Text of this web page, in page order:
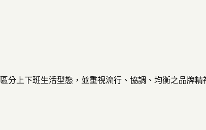
上下班生活型態，並重視流行、協調、均衡之品牌